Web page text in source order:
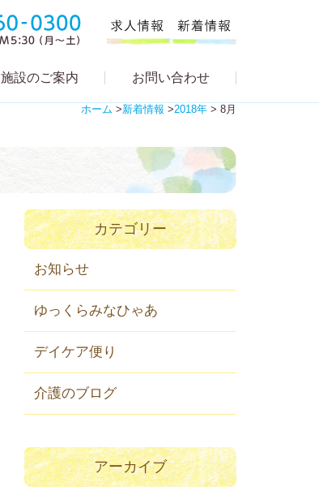
施設のご案内 お問い合わせ
ホーム >新着情報 >2018年 > 8月
カテゴリー
お知らせ
ゆっくらみなひゃあ
デイケア便り
介護のブログ
アーカイブ